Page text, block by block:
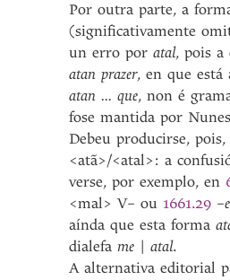
Por outra parte, a
(significativamente
un erro poratal, pois a
atan prazer, en que está
atan ... que, non é
fose mantida por
Debeu producirse,
<atã>/<atal>: a
verse, por exemplo, en
<mal> V– ou 1661.29 –
aínda que esta forma
dialefame | atal.
A alternativa editorial